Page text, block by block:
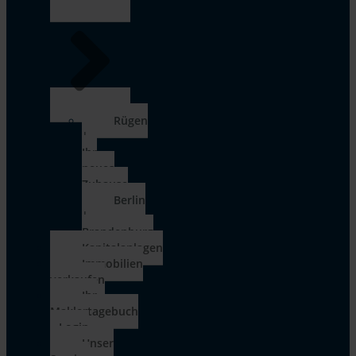
Rügen
|
Ihr
neues
Zuhause
Berlin
|
Brandenburg
Kapitalanlagen
Immobilien
verkaufen
Ihr
Maklertagebuch
– Login
Unser